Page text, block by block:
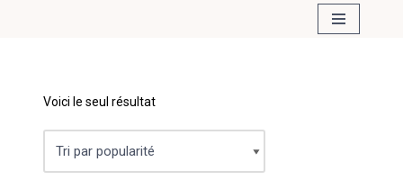
Voici le seul résultat